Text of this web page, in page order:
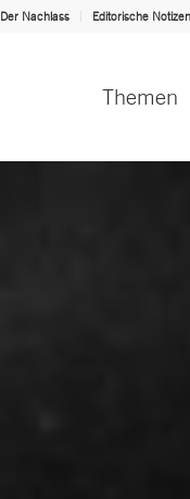
Der Nachlass Editorische Notizen
Themen